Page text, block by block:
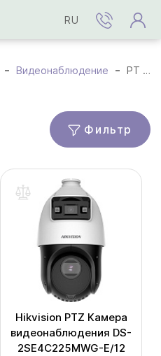
RU
Видеонаблюдение PT / PTZ Камеры
Фильтр
Hikvision PTZ Камера
видеонаблюдения DS-
2SE4C225MWG-E/12